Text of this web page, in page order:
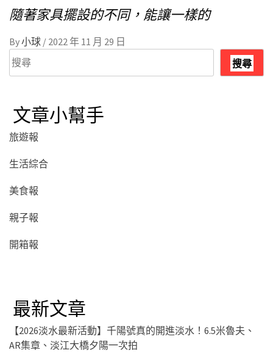
隨著家具擺設的不同，能讓一樣的
By小球 / 2022 年 11 月 29 日
搜
尋
搜尋
文章小幫手
旅遊報
生活綜合
美食報
親子報
開箱報
最新文章
【2026淡水最新活動】千陽號真的開進淡水！6.5米魯夫、
AR集章、淡江大橋夕陽一次拍